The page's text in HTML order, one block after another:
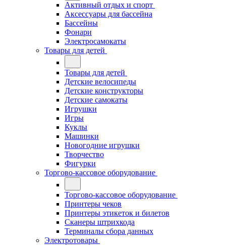
Активный отдых и спорт
Аксессуары для бассейна
Бассейны
Фонари
Электросамокаты
Товары для детей
Товары для детей
Детские велосипеды
Детские конструкторы
Детские самокаты
Игрушки
Игры
Куклы
Машинки
Новогодние игрушки
Творчество
Фигурки
Торгово-кассовое оборудование
Торгово-кассовое оборудование
Принтеры чеков
Принтеры этикеток и билетов
Сканеры штрихкода
Терминалы сбора данных
Электротовары